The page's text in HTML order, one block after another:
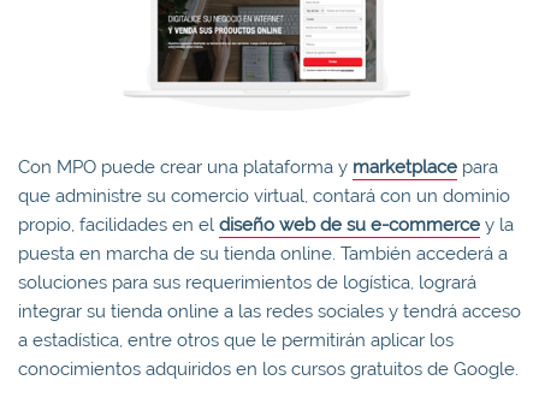
Con MPO puede crear una plataforma y marketplace para
que administre su comercio virtual, contará con un dominio
propio, facilidades en el diseño web de su e-commerce y la
puesta en marcha de su tienda online. También accederá a
soluciones para sus requerimientos de logística, logrará
integrar su tienda online a las redes sociales y tendrá acceso
a estadística, entre otros que le permitirán aplicar los
conocimientos adquiridos en los cursos gratuitos de Google.